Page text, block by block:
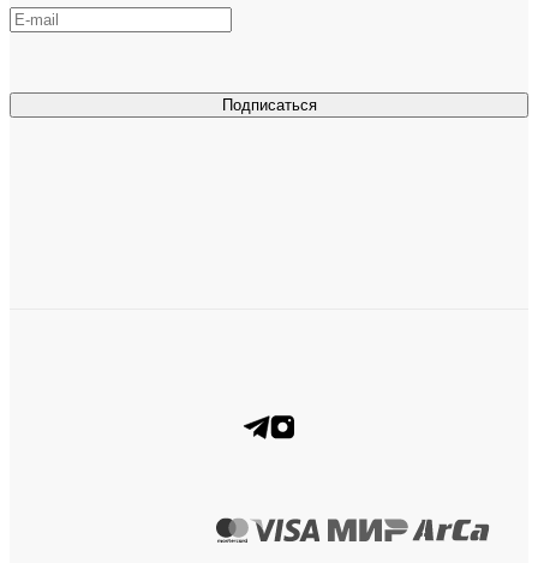
Подписаться